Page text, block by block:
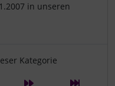
in unseren
innerhalb
Kategorie